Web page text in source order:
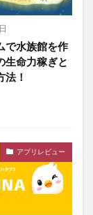
で水族館を作
生命力稼ぎと
法！
アプリレビュー